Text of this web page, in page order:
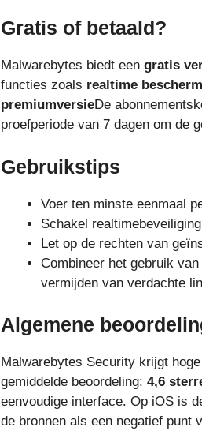
Gratis of betaald?
Malwarebytes biedt een gratis
functies zoals realtime
premiumversieDe
proefperiode van 7 dagen om de
Gebruikstips
Voer ten minste eenmaal
Schakel
Let op de rechten van
Combineer het gebruik
vermijden van verdachte
Algemene
Malwarebytes Security krijgt
gemiddelde beoordeling: 4,6
eenvoudige interface. Op iOS is
de bronnen als een negatief punt